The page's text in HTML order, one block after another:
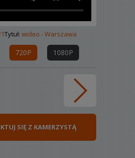
Tytuł: wideo - Warszawa
720P 1080P
SIĘ Z KAMERZYSTĄ